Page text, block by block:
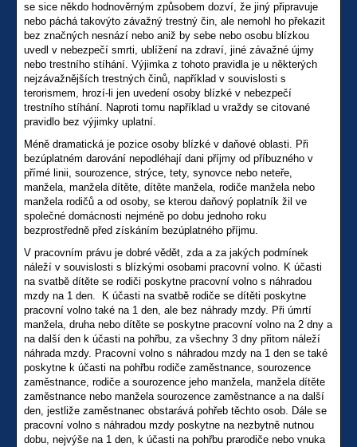
se sice někdo hodnověrným způsobem dozví, že jiný připravuje
nebo páchá takovýto závažný trestný čin, ale nemohl ho překazit
bez značných nesnází nebo aniž by sebe nebo osobu blízkou
uvedl v nebezpečí smrti, ublížení na zdraví, jiné závažné újmy
nebo trestního stíhání. Výjimka z tohoto pravidla je u některých
nejzávažnějších trestných činů, například v souvislosti s
terorismem, hrozí-li jen uvedení osoby blízké v nebezpečí
trestního stíhání. Naproti tomu například u vraždy se citované
pravidlo bez výjimky uplatní.
Méně dramatická je pozice osoby blízké v daňové oblasti. Při
bezúplatném darování nepodléhají dani příjmy od příbuzného v
přímé linii, sourozence, strýce, tety, synovce nebo neteře,
manžela, manžela dítěte, dítěte manžela, rodiče manžela nebo
manžela rodičů a od osoby, se kterou daňový poplatník žil ve
společné domácnosti nejméně po dobu jednoho roku
bezprostředně před získáním bezúplatného příjmu.
V pracovním právu je dobré vědět, zda a za jakých podmínek
náleží v souvislosti s blízkými osobami pracovní volno. K účasti
na svatbě dítěte se rodiči poskytne pracovní volno s náhradou
mzdy na 1 den. K účasti na svatbě rodiče se dítěti poskytne
pracovní volno také na 1 den, ale bez náhrady mzdy. Při úmrtí
manžela, druha nebo dítěte se poskytne pracovní volno na 2 dny a
na další den k účasti na pohřbu, za všechny 3 dny přitom náleží
náhrada mzdy. Pracovní volno s náhradou mzdy na 1 den se také
poskytne k účasti na pohřbu rodiče zaměstnance, sourozence
zaměstnance, rodiče a sourozence jeho manžela, manžela dítěte
zaměstnance nebo manžela sourozence zaměstnance a na další
den, jestliže zaměstnanec obstarává pohřeb těchto osob. Dále se
pracovní volno s náhradou mzdy poskytne na nezbytně nutnou
dobu, nejvýše na 1 den, k účasti na pohřbu prarodiče nebo vnuka